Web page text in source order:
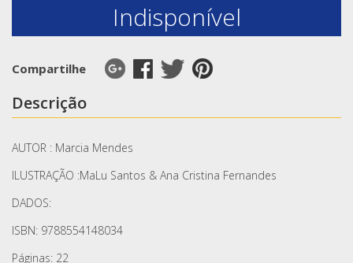
Indisponível
Compartilhe
Descrição
AUTOR : Marcia Mendes
ILUSTRAÇÃO :MaLu Santos & Ana Cristina Fernandes
DADOS:
ISBN: 9788554148034
Páginas: 22